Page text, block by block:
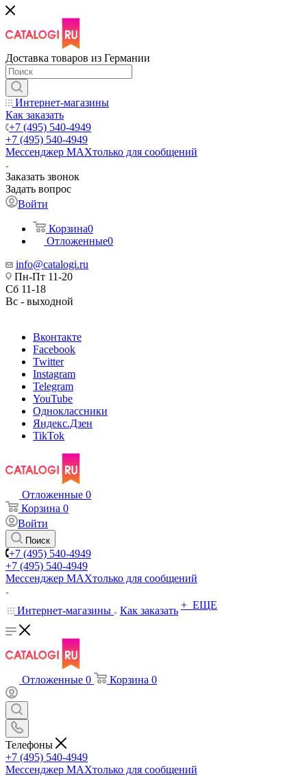
Доставка товаров из Германии
Интернет-магазины
Как заказать
+7 (495) 540-4949
+7 (495) 540-4949
Мессенджер МАХтолько для сообщений
Заказать звонок
Задать вопрос
Войти
Корзина0
Отложенные0
info@catalogi.ru
Пн-Пт 11-20
Сб 11-18
Вс - выходной
Вконтакте
Facebook
Twitter
Instagram
Telegram
YouTube
Одноклассники
Яндекс.Дзен
TikTok
Отложенные 0
Корзина 0
Войти
Поиск
+7 (495) 540-4949
+7 (495) 540-4949
Мессенджер МАХтолько для сообщений
Интернет-магазины Как заказать + ЕЩЕ
Отложенные 0 Корзина 0
Телефоны
+7 (495) 540-4949
Мессенджер МАХтолько для сообщений